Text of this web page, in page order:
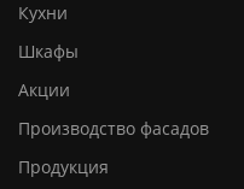
Кухни
Шкафы
Акции
Производство фасадов
Продукция